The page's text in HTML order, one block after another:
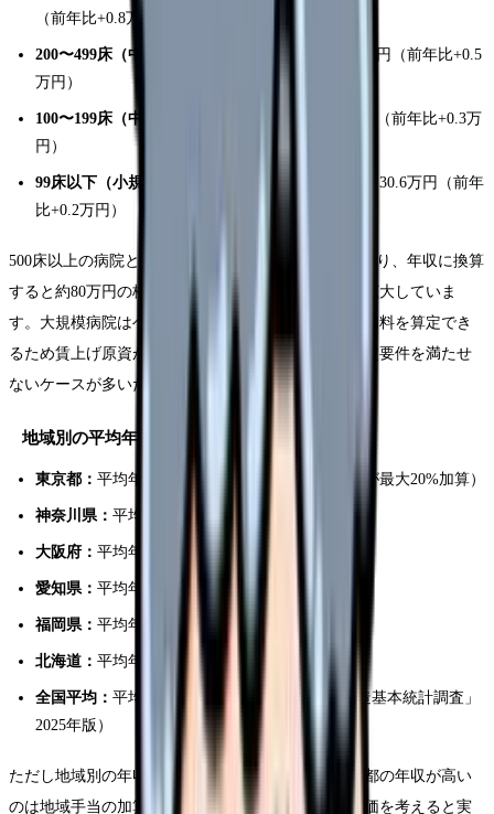
（前年比+0.8万円）
200〜499床（中規模総合病院）：
平均月収 35.1万円（前年比+0.5
万円）
100〜199床（中小規模病院）：
平均月収 33.4万円（前年比+0.3万
円）
99床以下（小規模病院・有床診療所）：
平均月収 30.6万円（前年
比+0.2万円）
500床以上の病院と99床以下では月額6.6万円の差があり、年収に換算
すると約80万円の格差です。しかもこの格差は年々拡大していま
す。大規模病院はベースアップ評価料や処遇改善評価料を算定でき
るため賃上げ原資があるのに対し、小規模病院は算定要件を満たせ
ないケースが多いためです。
地域別の平均年収（常勤・夜勤込み）
東京都： 平均年収 528万円（全国1位。地域手当が最大20%加算）
神奈川県： 平均年収 510万円
大阪府： 平均年収 498万円
愛知県： 平均年収 488万円
福岡県： 平均年収 462万円
北海道： 平均年収 448万円
全国平均： 平均年収 508万円（厚労省「賃金構造基本統計調査」
2025年版）
ただし地域別の年収比較には注意が必要です。東京都の年収が高い
のは地域手当の加算があるためですが、住居費・物価を考えると実